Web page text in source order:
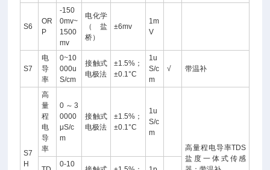
S6
OR
P
-150
0mv~
1500
mv
电化学
（盐
桥）
±6mv
1m
V
S7
电
导
率
0~10
000u
S/cm
接触式
电极法
±1.5%；
±0.1°C
1u
S/c
m
√ 带温补
S7
H
高
量
程
电
导
率
0～3
0000
μS/c
m
接触式
电极法
±1.5%；
±0.1°C
1u
S/c
m
高量程电导率TDS
盐度一体式传感
0-10